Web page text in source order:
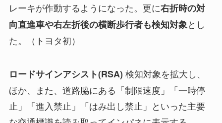
レーキが作動するようになった。更に右折時の対
向直進車や右左折後の横断歩行者も検知対象とし
た。（トヨタ初）
ロードサインアシスト(RSA) 検知対象を拡大し、
ほか、また、道路脇にある「制限速度」「一時停
止」「進入禁止」「はみ出し禁止」といった主要